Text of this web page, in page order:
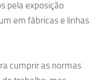
pela exposição
em fábricas e linhas
cumprir as normas